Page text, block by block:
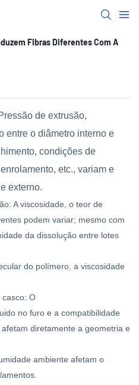
Fibras Diferentes Com A
de extrusão,
entre o diâmetro interno e
condições de
etc., variam e
externo.
A viscosidade, o teor de
podem variar; mesmo com
da dissolução entre lotes
do polímero, a viscosidade
casco: O
no furo e a compatibilidade
diretamente a geometria e
ambiente afetam o